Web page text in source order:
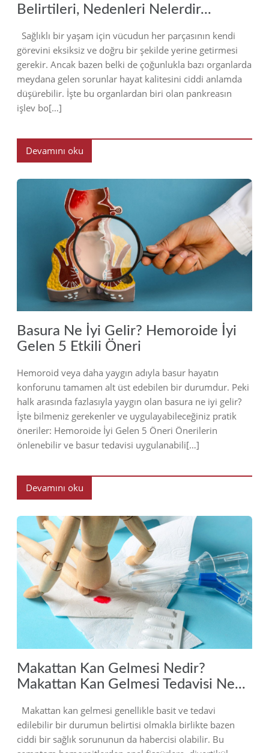
Belirtileri, Nedenleri Nelerdir...
Sağlıklı bir yaşam için vücudun her parçasının kendi
görevini eksiksiz ve doğru bir şekilde yerine getirmesi
gerekir. Ancak bazen belki de çoğunlukla bazı organlarda
meydana gelen sorunlar hayat kalitesini ciddi anlamda
düşürebilir. İşte bu organlardan biri olan pankreasın
işlev bo[…]
Devamını oku
2023
Basura Ne İyi Gelir? Hemoroide İyi
Gelen 5 Etkili Öneri
Hemoroid veya daha yaygın adıyla basur hayatın
konforunu tamamen alt üst edebilen bir durumdur. Peki
halk arasında fazlasıyla yaygın olan basura ne iyi gelir?
İşte bilmeniz gerekenler ve uygulayabileceğiniz pratik
öneriler: Hemoroide İyi Gelen 5 Öneri Önerilerin
önlenebilir ve basur tedavisi uygulanabili[…]
Devamını oku
2023
Makattan Kan Gelmesi Nedir?
Makattan Kan Gelmesi Tedavisi Ne...
Makattan kan gelmesi genellikle basit ve tedavi
edilebilir bir durumun belirtisi olmakla birlikte bazen
ciddi bir sağlık sorununun da habercisi olabilir. Bu